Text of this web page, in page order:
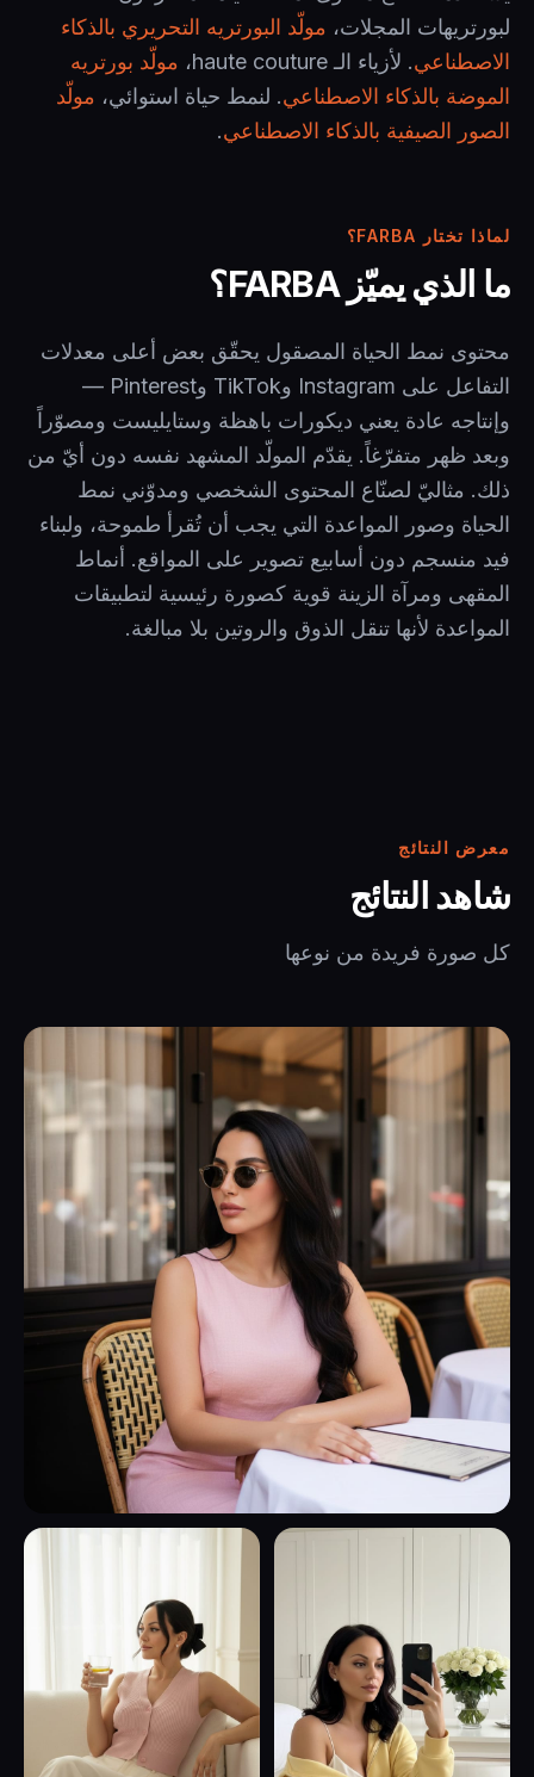
لبورتريهات المجلات، مولّد البورتريه التحريري بالذكاء
الاصطناعي. لأزياء الـ haute couture،
مولّد بورتريه
الموضة بالذكاء الاصطناعي. لنمط حياة استوائي، مولّد
الصور الصيفية بالذكاء الاصطناعي.
لماذا تختار FARBA؟
ما الذي يميّز FARBA؟
محتوى نمط الحياة المصقول يحقّق بعض أعلى معدلات
التفاعل على Instagram وTikTok وPinterest —
وإنتاجه عادة يعني ديكورات باهظة وستايليست ومصوّراً
وبعد ظهر متفرّغاً. يقدّم المولّد المشهد نفسه دون أيّ من
ذلك. مثاليّ لصنّاع المحتوى الشخصي ومدوّني نمط
الحياة وصور المواعدة التي يجب أن تُقرأ طموحة، ولبناء
فيد منسجم دون أسابيع تصوير على المواقع. أنماط
المقهى ومرآة الزينة قوية كصورة رئيسية لتطبيقات
المواعدة لأنها تنقل الذوق والروتين بلا مبالغة.
معرض النتائج
شاهد النتائج
كل صورة فريدة من نوعها